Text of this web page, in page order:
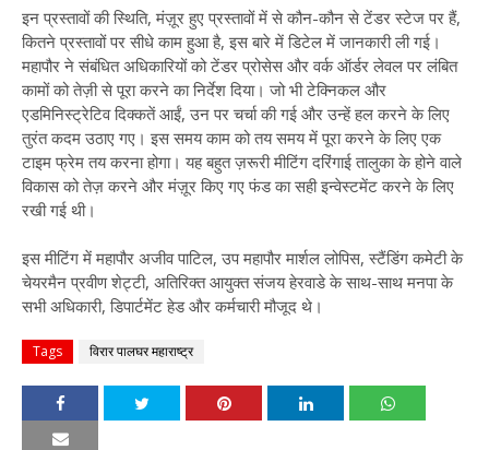
इन प्रस्तावों की स्थिति, मंज़ूर हुए प्रस्तावों में से कौन-कौन से टेंडर स्टेज पर हैं,
कितने प्रस्तावों पर सीधे काम हुआ है, इस बारे में डिटेल में जानकारी ली गई।
महापौर ने संबंधित अधिकारियों को टेंडर प्रोसेस और वर्क ऑर्डर लेवल पर लंबित
कामों को तेज़ी से पूरा करने का निर्देश दिया। जो भी टेक्निकल और
एडमिनिस्ट्रेटिव दिक्कतें आईं, उन पर चर्चा की गई और उन्हें हल करने के लिए
तुरंत कदम उठाए गए। इस समय काम को तय समय में पूरा करने के लिए एक
टाइम फ्रेम तय करना होगा। यह बहुत ज़रूरी मीटिंग दरिंगाई तालुका के होने वाले
विकास को तेज़ करने और मंज़ूर किए गए फंड का सही इन्वेस्टमेंट करने के लिए
रखी गई थी।
इस मीटिंग में महापौर अजीव पाटिल, उप महापौर मार्शल लोपिस, स्टैंडिंग कमेटी के
चेयरमैन प्रवीण शेट्टी, अतिरिक्त आयुक्त संजय हेरवाडे के साथ-साथ मनपा के
सभी अधिकारी, डिपार्टमेंट हेड और कर्मचारी मौजूद थे।
Tags विरार पालघर महाराष्ट्र